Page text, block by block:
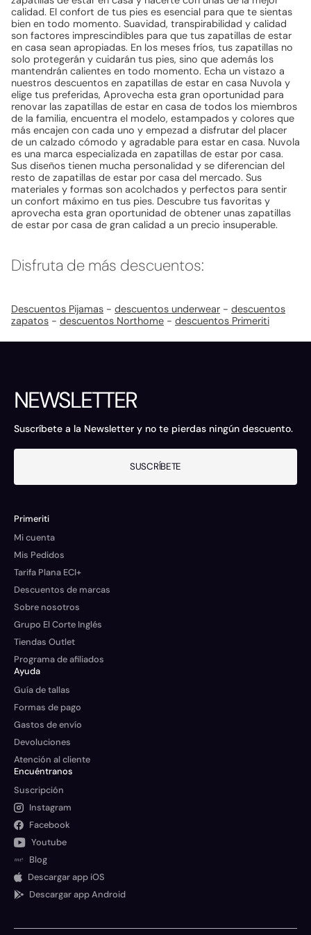
calidad. El confort de tus pies es esencial para que te sientas
bien en todo momento. Suavidad, transpirabilidad y calidad
son factores imprescindibles para que tus zapatillas de estar
en casa sean apropiadas. En los meses fríos, tus zapatillas no
solo protegerán y cuidarán tus pies, sino que además los
mantendrán calientes en todo momento. Echa un vistazo a
nuestros descuentos en zapatillas de estar en casa Nuvola y
elige tus preferidas, Aprovecha esta gran oportunidad para
renovar las zapatillas de estar en casa de todos los miembros
de la familia, encuentra el modelo, estampados y colores que
más encajen con cada uno y empezad a disfrutar del placer
de un calzado cómodo y agradable para estar en casa. Nuvola
es una marca especializada en zapatillas de estar por casa.
Sus diseños tienen mucha personalidad y se diferencian del
resto de zapatillas de estar por casa del mercado. Sus
materiales y formas son acolchados y perfectos para sentir
un confort máximo en tus pies. Descubre tus favoritas y
aprovecha esta gran oportunidad de obtener unas zapatillas
de estar por casa de gran calidad a un precio insuperable.
Disfruta de más descuentos:
Descuentos Pijamas - descuentos underwear - descuentos
zapatos - descuentos Northome - descuentos Primeriti
NEWSLETTER
Suscríbete a la Newsletter y no te pierdas ningún descuento.
SUSCRÍBETE
Primeriti
Mi cuenta
Mis Pedidos
Tarifa Plana ECI+
Descuentos de marcas
Sobre nosotros
Grupo El Corte Inglés
Tiendas Outlet
Programa de afiliados
Ayuda
Guía de tallas
Formas de pago
Gastos de envío
Devoluciones
Atención al cliente
Encuéntranos
Suscripción
Instagram
Facebook
Youtube
Blog
Descargar app iOS
Descargar app Android